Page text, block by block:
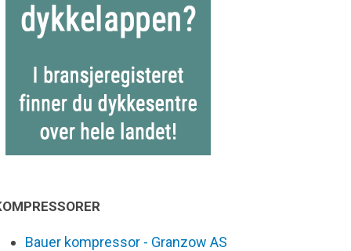
Bauer kompressor - Granzow AS